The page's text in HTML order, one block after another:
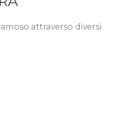
attraverso diversi